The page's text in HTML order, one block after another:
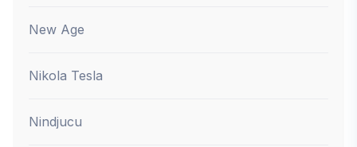
New Age
Nikola Tesla
Nindjucu